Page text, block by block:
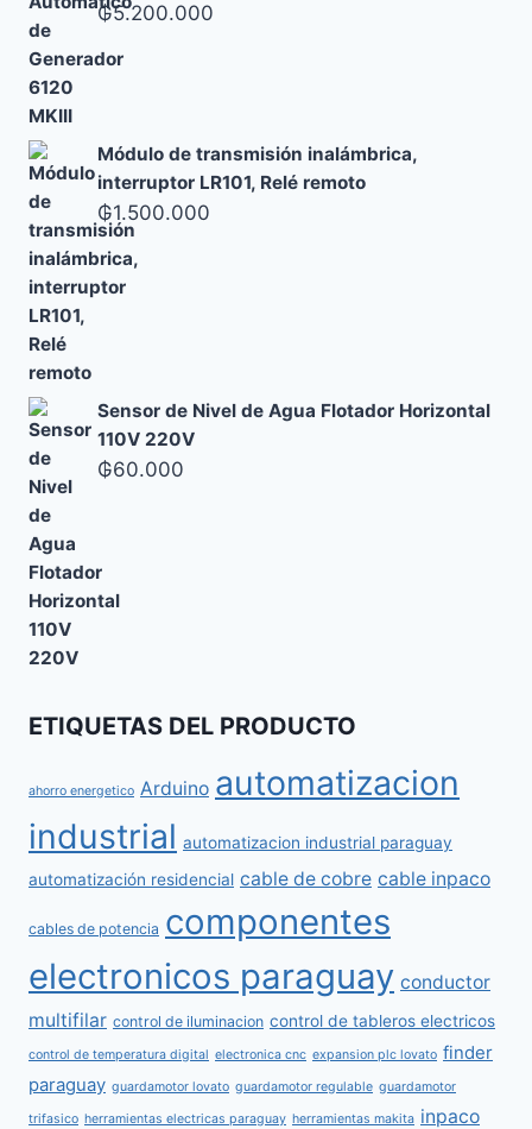
₲5.200.000
Módulo de transmisión inalámbrica,
interruptor LR101, Relé remoto
₲1.500.000
Sensor de Nivel de Agua Flotador Horizontal
110V 220V
₲60.000
ETIQUETAS DEL PRODUCTO
ahorro energetico Arduino automatizacion
industrial automatizacion industrial paraguay
automatización residencial cable de cobre cable inpaco
cables de potencia componentes
electronicos paraguay conductor
multifilar control de iluminacion control de tableros electricos
control de temperatura digital electronica cnc expansion plc lovato finder
paraguay guardamotor lovato guardamotor regulable guardamotor
trifasico herramientas electricas paraguay herramientas makita inpaco